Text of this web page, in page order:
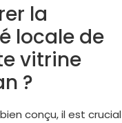
la
locale de
vitrine
?
conçu, il est crucial